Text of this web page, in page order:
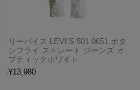
リーバイス LEVI’S 501-0651 ボタ
ンフライ ストレート ジーンズ オ
プティックホワイト
¥13,980